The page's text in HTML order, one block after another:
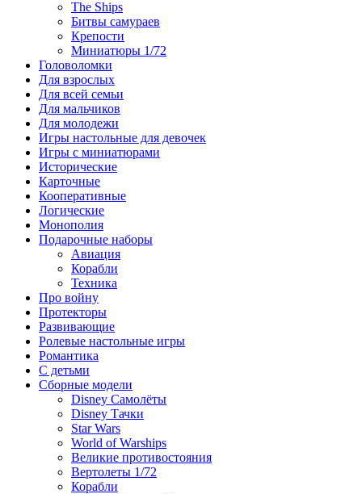
The Ships
Битвы самураев
Крепости
Миниатюры 1/72
Головоломки
Для взрослых
Для всей семьи
Для мальчиков
Для молодежи
Игры настольные для девочек
Игры с миниатюрами
Исторические
Карточные
Кооперативные
Логические
Монополия
Подарочные наборы
Авиация
Корабли
Техника
Про войну
Протекторы
Развивающие
Ролевые настольные игры
Романтика
С детьми
Сборные модели
Disney Самолёты
Disney Тачки
Star Wars
World of Warships
Великие противостояния
Вертолеты 1/72
Корабли